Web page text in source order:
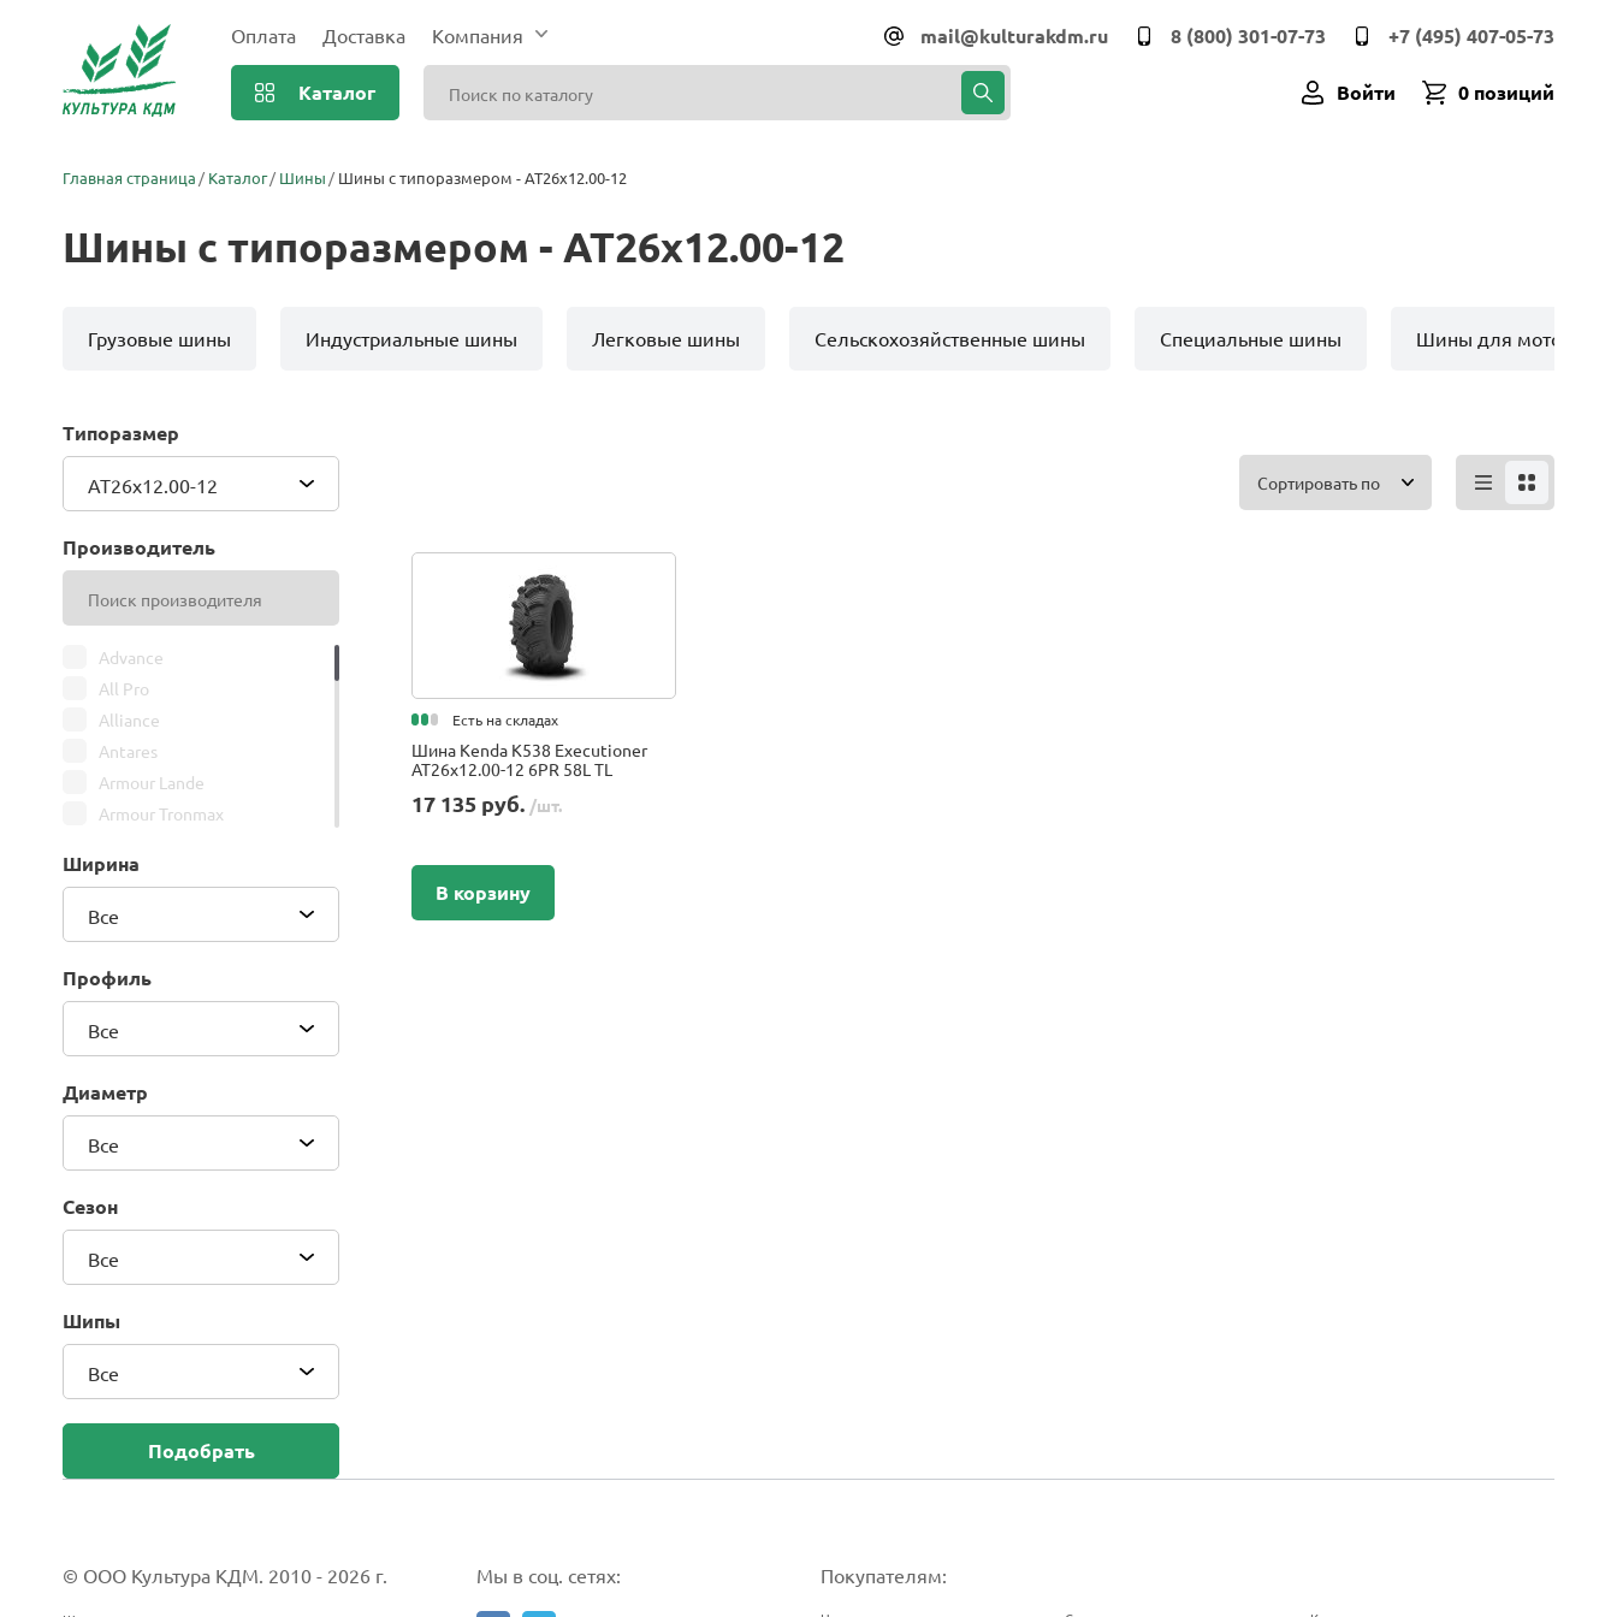
Оплата Доставка Компания +7 (495) 407-05-73
8 (800) 301-07-73
mail@kulturakdm.ru
Каталог 0 позиций
Войти
Главная страница Каталог Шины Шины с типоразмером - AT26x12.00-12
Шины с типоразмером - AT26x12.00-12
Грузовые шины Индустриальные шины Легковые шины Сельскохозяйственные шины Специальные шины Шины для мото
Типоразмер
AT26x12.00-12
Производитель
Advance
All Pro
Alliance
Antares
Armour Lande
Armour Tronmax
ATIRE
Bars
Belshina
BFGoodrich
BK Trailer
BKT
Camso (Solideal)
CEAT
Composit
Continental
Cordiant
CrossWind
Ширина
Все
Профиль
Все
Диаметр
Все
Сезон
Все
Шипы
Все
Подобрать
Сортировать по
Есть на складах
Шина Kenda K538 Executioner
AT26x12.00-12 6PR 58L TL
17 135 руб. /шт.
В корзину
© ООО Культура КДМ. 2010 - 2026 г. Мы в соц. сетях: Покупателям: